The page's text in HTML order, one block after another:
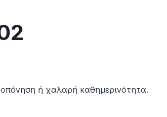
ή χαλαρή καθημερινότητα.